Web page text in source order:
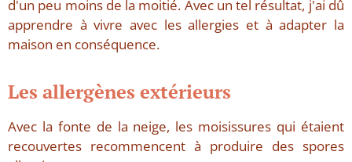
d'un peu moins de la moitié. Avec un tel résultat, j'ai dû
apprendre à vivre avec les allergies et à adapter la
maison en conséquence.
Les allergènes extérieurs
Avec la fonte de la neige, les moisissures qui étaient
recouvertes recommencent à produire des spores